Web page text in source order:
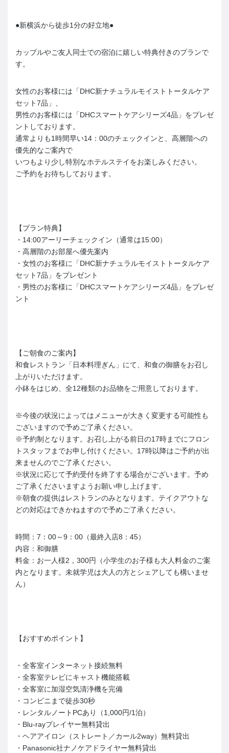
●新横浜から徒歩1分の好立地●
カップルやご友人同士での宿泊に嬉しい特典付きのプランで
す。
女性のお客様には「DHC新ナチュラルモイストトータルケア
セット7品」、
男性のお客様には「DHCスマートケアシリーズ4品」をプレゼ
ントしております。
通常よりも1時間早い14：00のチェックインと、高層階への
優先的なご案内で
いつもより少し特別なホテルステイをお楽しみください。
ご予約をお待ちしております。
【プラン特典】
・14:00アーリーチェックイン（通常は15:00）
・高層階のお部屋へ優先案内
・女性のお客様に「DHC新ナチュラルモイストトータルケア
セット7品」をプレゼント
・男性のお客様に「DHCスマートケアシリーズ4品」をプレゼ
ント
【ご朝食のご案内】
和食レストラン「日本料理ぎん」にて、和食の御膳をお召し
上がりいただけます。
小鉢をはじめ、全12種類のお品物をご用意しております。
※今後の状況によってはメニューが大きく変更する可能性も
ございますので予めご了承ください。
※予約制となります。お召し上がる前日の17時までにフロン
トスタッフまでお申し付けください。17時以降はご予約が出
来ませんのでご了承ください。
※状況に応じて予約受付を終了する場合がございます。予め
ご了承くださいますようお願い申し上げます。
※朝食の提供はレストランのみとなります。テイクアウトな
どの対応はできかねますので予めご了承ください。
時間：7：00～9：00（最終入店8：45）
内容：和御膳
料金：お一人様2，300円（小学生のお子様も大人料金のご案
内となります。未就学児は大人の方とシェアしても構いませ
ん）
【おすすめポイント】
・全客室インターネット接続無料
・全客室テレビにキャスト機能搭載
・全客室に加湿空気清浄機を完備
・コンビニまで徒歩30秒
・レンタルノートPCあり（1,000円/1泊）
・Blu-rayプレイヤー無料貸出
・ヘアアイロン（ストレート／カール2way）無料貸出
・Panasonic社ナノケアドライヤー無料貸出